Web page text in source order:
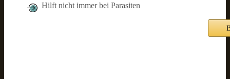
Hilft nicht immer bei Parasiten